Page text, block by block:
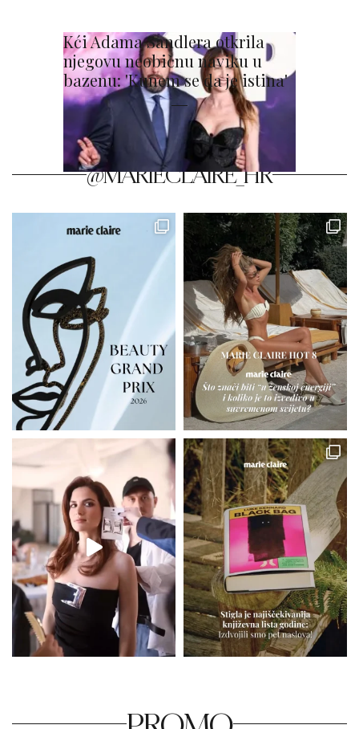
Kći Adama Sandlera otkrila
njegovu neobičnu naviku u
bazenu: 'Kunem se da je istina'
@MARIECLAIRE_HR